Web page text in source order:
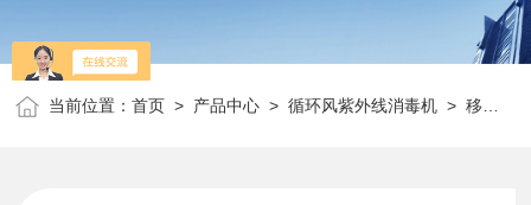
当前位置：首页 > 产品中心 >循环风紫外线消毒机 >移动式紫外线消毒机